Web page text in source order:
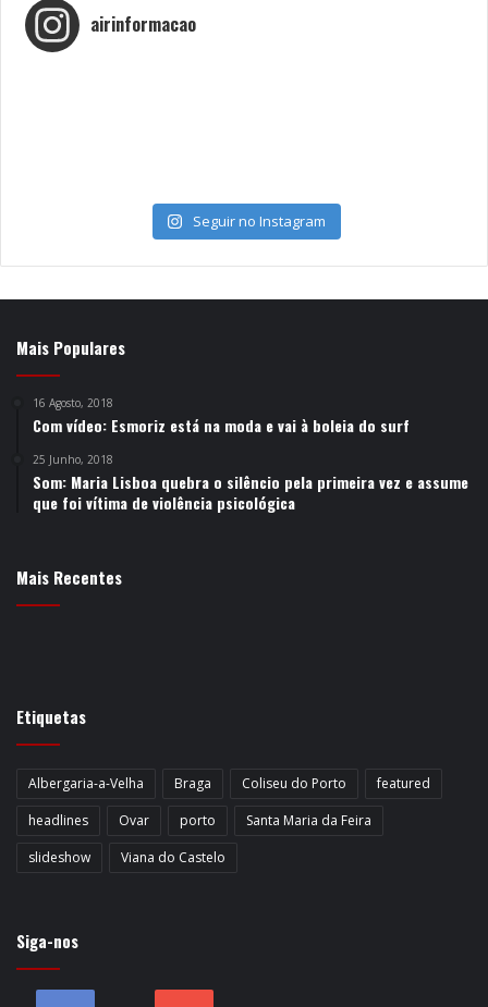
airinformacao
Seguir no Instagram
Mais Populares
16 Agosto, 2018
Com vídeo: Esmoriz está na moda e vai à boleia do surf
25 Junho, 2018
Som: Maria Lisboa quebra o silêncio pela primeira vez e assume
que foi vítima de violência psicológica
Mais Recentes
Etiquetas
Albergaria-a-Velha Braga Coliseu do Porto
featured
headlines
Ovar porto
Santa Maria da Feira
slideshow
Viana do Castelo
Siga-nos